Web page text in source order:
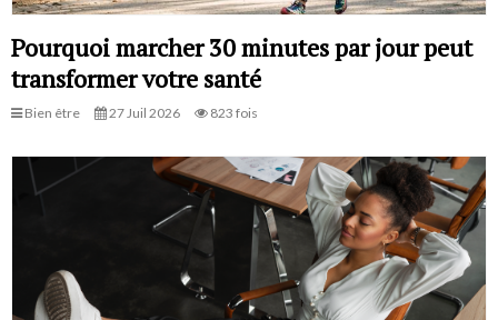
Pourquoi marcher 30 minutes par jour peut
transformer votre santé
Bien être 27 Juil 2026 823 fois